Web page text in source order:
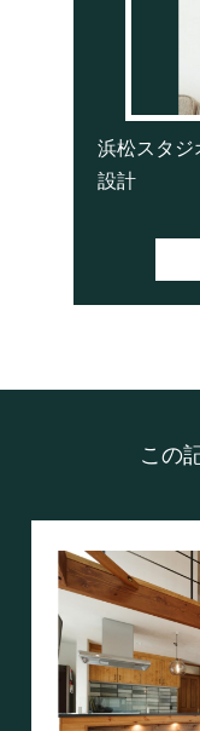
浜松スタジ
設計
この